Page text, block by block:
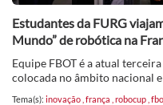
Estudantes da FURG
Mundo” de robótica na
Equipe FBOT é a atual
colocada no âmbito nacional
Tema(s): inovação frança robocup